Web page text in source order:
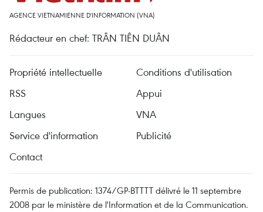
AGENCE VIETNAMIENNE D'INFORMATION (VNA)
Rédacteur en chef: TRÂN TIÊN DUÂN
Propriété intellectuelle
Conditions d'utilisation
RSS
Appui
Langues
VNA
Service d'information
Publicité
Contact
Permis de publication: 1374/GP-BTTTT délivré le 11 septembre
2008 par le ministère de l'Information et de la Communication.